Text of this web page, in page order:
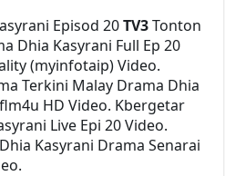
Episod 20TV3Tonton
Dhia Kasyrani Full Ep 20
(myinfotaip) Video.
Terkini Malay Drama Dhia
HD Video. Kbergetar
Live Epi 20 Video.
Kasyrani Drama Senarai